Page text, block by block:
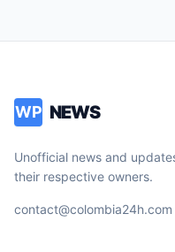
WP NEWS
Unofficial news and
their respective owners.
contact@colombia24h.com